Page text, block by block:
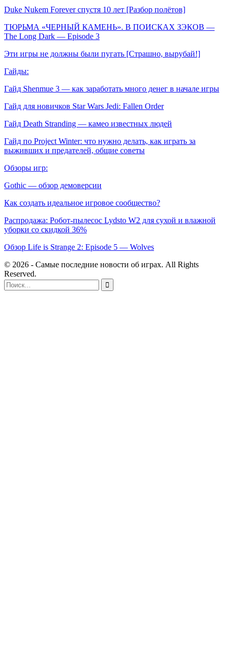
Duke Nukem Forever спустя 10 лет [Разбор полётов]
ТЮРЬМА «ЧЕРНЫЙ КАМЕНЬ». В ПОИСКАХ ЗЭКОВ —
The Long Dark — Episode 3
Эти игры не должны были пугать [Страшно, вырубай!]
Гайды:
Гайд Shenmue 3 — как заработать много денег в начале игры
Гайд для новичков Star Wars Jedi: Fallen Order
Гайд Death Stranding — камео известных людей
Гайд по Project Winter: что нужно делать, как играть за
выживших и предателей, общие советы
Обзоры игр:
Gothic — обзор демоверсии
Как создать идеальное игровое сообщество?
Распродажа: Робот-пылесос Lydsto W2 для сухой и влажной
уборки со скидкой 36%
Обзор Life is Strange 2: Episode 5 — Wolves
© 2026 - Самые последние новости об играх. All Rights
Reserved.